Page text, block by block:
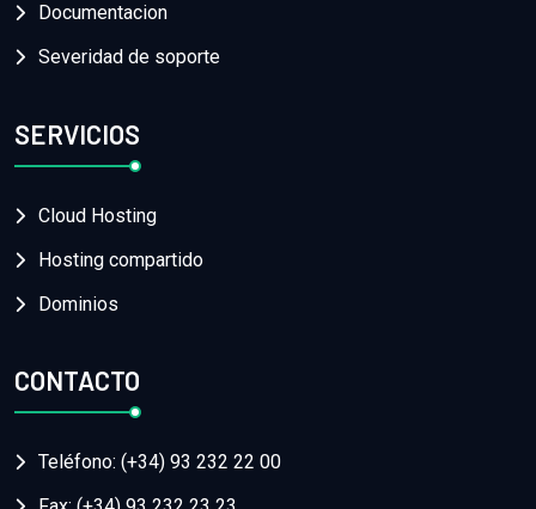
Documentacion
Severidad de soporte
SERVICIOS
Cloud Hosting
Hosting compartido
Dominios
CONTACTO
Teléfono: (+34) 93 232 22 00